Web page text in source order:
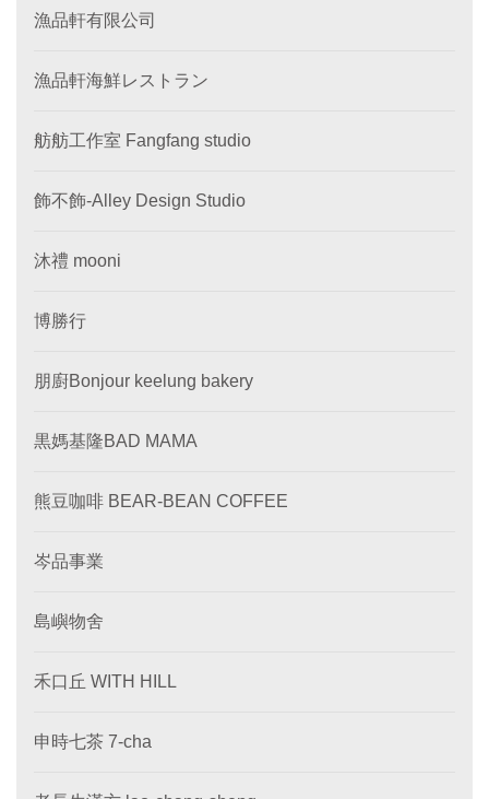
漁品軒有限公司
漁品軒海鮮レストラン
舫舫工作室 Fangfang studio
飾不飾-Alley Design Studio
沐禮 mooni
博勝行
朋廚Bonjour keelung bakery
黒媽基隆BAD MAMA
熊豆咖啡 BEAR-BEAN COFFEE
岑品事業
島嶼物舍
禾口丘 WITH HILL
申時七茶 7-cha